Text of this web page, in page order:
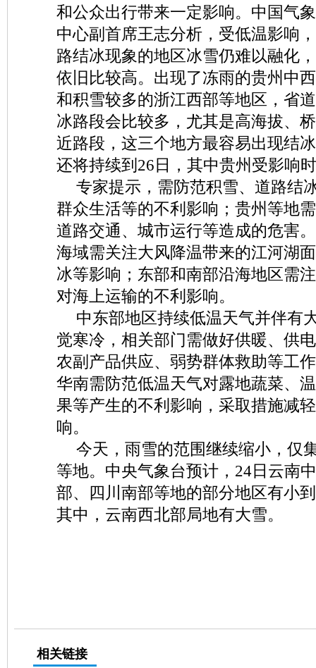
和公众出行带来一定影响。中国气
中心副首席王志分析，受低温影响
路结冰现象的地区冰雪仍难以融化
依旧比较高。出现了冻雨的贵州中
和积雪较多的浙江西部等地区，省
冰路段会比较多，尤其是高海拔、
近路段，这三个地方最容易出现结
还将持续到26日，其中贵州受影响
专家提示，需防范积雪、道路结
群众生活等的不利影响；贵州等地
道路交通、城市运行等造成的危害
海域需关注大风降温带来的江河湖
冰等影响；东部和南部沿海地区需
对海上运输的不利影响。
中东部地区持续低温天气并伴有
觉寒冷，相关部门需做好供暖、供
农副产品供应、弱势群体救助等工
华南需防范低温天气对露地蔬菜、
果等产生的不利影响，采取措施减
响。
今天，雨雪的范围继续缩小，仅
等地。中央气象台预计，24日云南
部、四川南部等地的部分地区有小
其中，云南西北部局地有大雪。
相关链接